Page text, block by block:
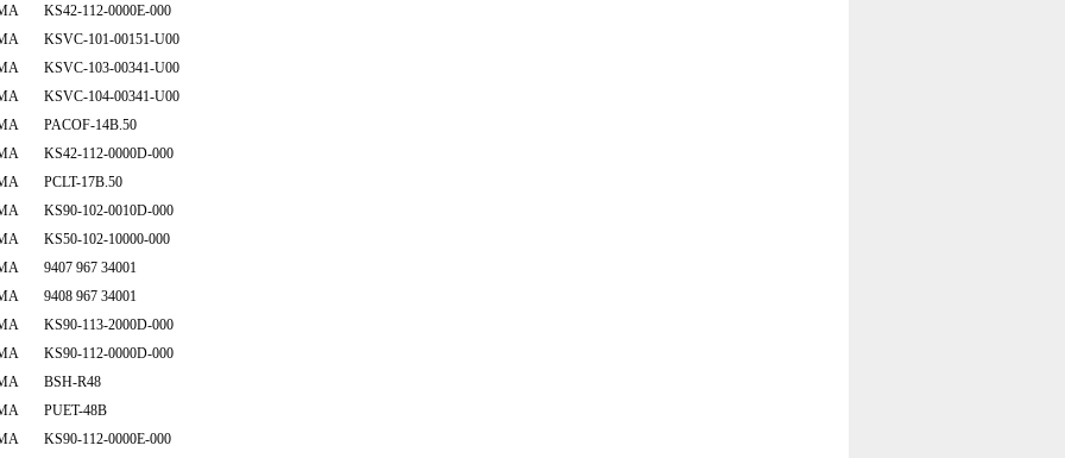
KS42-112-0000E-000
KSVC-101-00151-U00
KSVC-103-00341-U00
KSVC-104-00341-U00
PACOF-14B.50
KS42-112-0000D-000
PCLT-17B.50
KS90-102-0010D-000
KS50-102-10000-000
9407 967 34001
9408 967 34001
KS90-113-2000D-000
KS90-112-0000D-000
BSH-R48
PUET-48B
KS90-112-0000E-000